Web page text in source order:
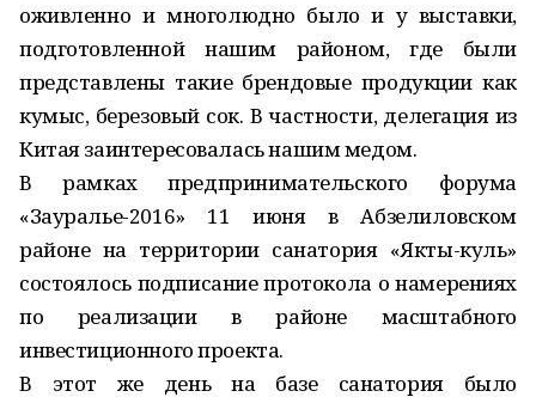
оживленно и многолюдно было и у выставки,
подготовленной нашим районом, где были
представлены такие брендовые продукции как
кумыс, березовый сок. В частности, делегация из
Китая заинтересовалась нашим медом.
В рамках предпринимательского форума
«Зауралье-2016» 11 июня в Абзелиловском
районе на территории санатория «Якты-куль»
состоялось подписание протокола о намерениях
по реализации в районе масштабного
инвестиционного проекта.
В этот же день на базе санатория было